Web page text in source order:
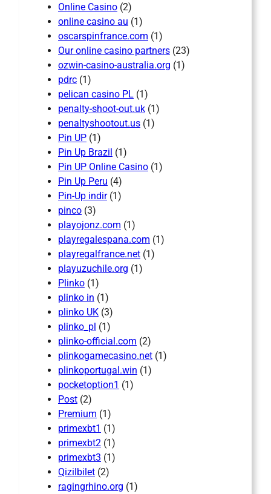
Online Casino (2)
online casino au (1)
oscarspinfrance.com (1)
Our online casino partners (23)
ozwin-casino-australia.org (1)
pdrc (1)
pelican casino PL (1)
penalty-shoot-out.uk (1)
penaltyshootout.us (1)
Pin UP (1)
Pin Up Brazil (1)
Pin UP Online Casino (1)
Pin Up Peru (4)
Pin-Up indir(1)
pinco (3)
playojonz.com (1)
playregalespana.com (1)
playregalfrance.net (1)
playuzuchile.org (1)
Plinko (1)
plinko in (1)
plinko UK (3)
plinko_pl (1)
plinko-official.com (2)
plinkogamecasino.net (1)
plinkoportugal.win (1)
pocketoption1 (1)
Post (2)
Premium (1)
primexbt1 (1)
primexbt2 (1)
primexbt3 (1)
Qizilbilet (2)
ragingrhino.org (1)